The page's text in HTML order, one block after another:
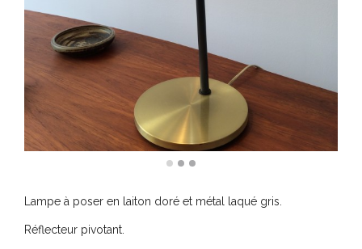
Lampe à poser en laiton doré et métal laqué gris.
Réflecteur pivotant.